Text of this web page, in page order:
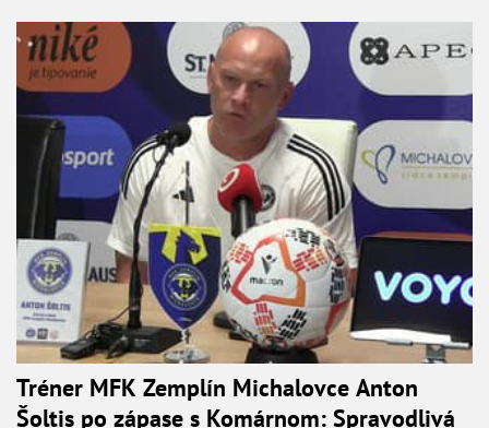
Tréner MFK Zemplín Michalovce Anton
Šoltis po zápase s Komárnom: Spravodlivá